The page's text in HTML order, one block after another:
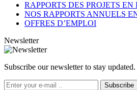
RAPPORTS DES PROJETS EN
NOS RAPPORTS ANNUELS
OFFRES D’EMPLOI
Newsletter
Subscribe our newsletter to stay updated.
Subscribe